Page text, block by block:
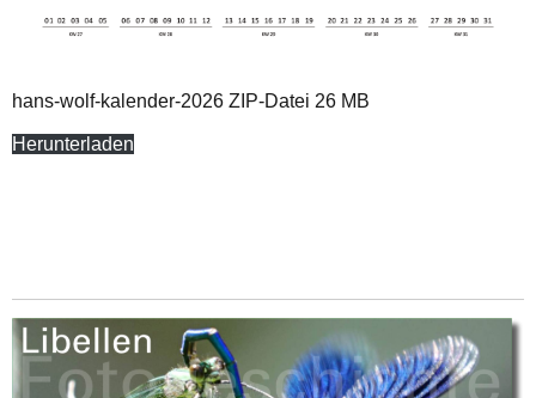
hans-wolf-kalender-2026 ZIP-Datei 26 MB
Herunterladen